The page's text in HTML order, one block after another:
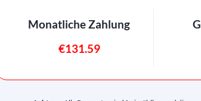
Monatliche Zahlung
€131.59